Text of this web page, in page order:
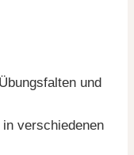
und
verschiedenen